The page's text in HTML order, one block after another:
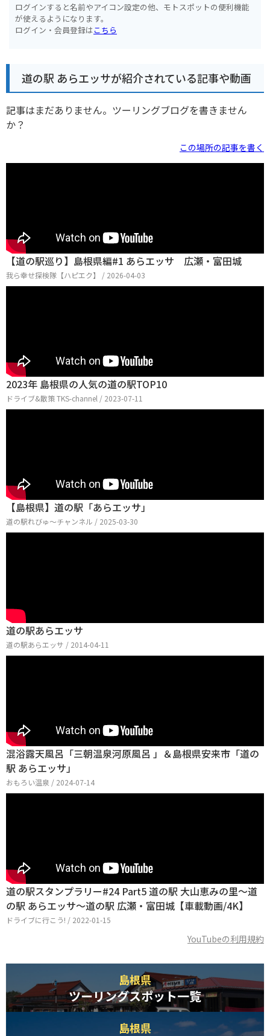
ログインすると名前やアイコン設定の他、モトスポットの便利機能
が使えるようになります。
ログイン・会員登録はこちら
道の駅 あらエッサが紹介されている記事や動画
記事はまだありません。ツーリングブログを書きません
か？
この場所の記事を書く
【道の駅巡り】島根県編#1 あらエッサ 広瀬・富田城
我ら幸せ探検隊【ハピエク】 / 2026-04-03
2023年 島根県の人気の道の駅TOP10
ドライブ&散策 TKS-channel / 2023-07-11
【島根県】道の駅「あらエッサ」
道の駅れびゅ〜チャンネル / 2025-03-30
道の駅あらエッサ
道の駅あらエッサ / 2014-04-11
混浴露天風呂「三朝温泉河原風呂 」＆島根県安来市「道の
駅 あらエッサ」
おもろい温泉 / 2024-07-14
道の駅スタンプラリー#24 Part5 道の駅 大山恵みの里～道
の駅 あらエッサ～道の駅 広瀬・富田城【車載動画/4K】
ドライブに行こう! / 2022-01-15
YouTubeの利用規約
島根県
ツーリングスポット一覧
島根県